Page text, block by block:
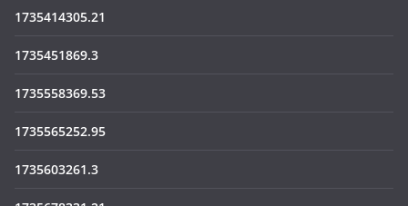
1735414305.21
1735451869.3
1735558369.53
1735565252.95
1735603261.3